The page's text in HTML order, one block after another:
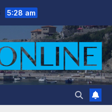
5:28 am